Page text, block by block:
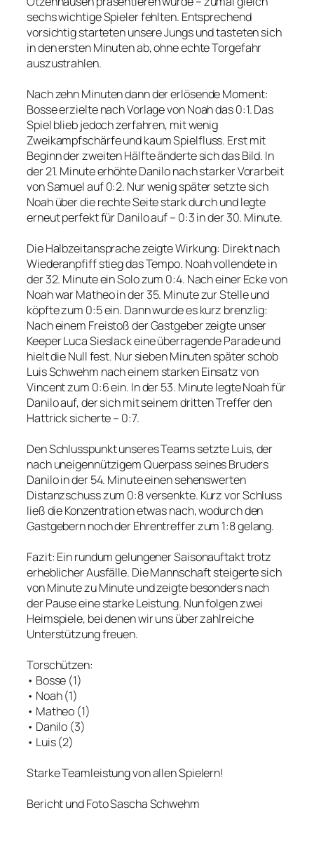
sechs wichtige Spieler fehlten. Entsprechend
vorsichtig starteten unsere Jungs und tasteten sich
in den ersten Minuten ab, ohne echte Torgefahr
auszustrahlen.
Nach zehn Minuten dann der erlösende Moment:
Bosse erzielte nach Vorlage von Noah das 0:1. Das
Spiel blieb jedoch zerfahren, mit wenig
Zweikampfschärfe und kaum Spielfluss. Erst mit
Beginn der zweiten Hälfte änderte sich das Bild. In
der 21. Minute erhöhte Danilo nach starker Vorarbeit
von Samuel auf 0:2. Nur wenig später setzte sich
Noah über die rechte Seite stark durch und legte
erneut perfekt für Danilo auf – 0:3 in der 30. Minute.
Die Halbzeitansprache zeigte Wirkung: Direkt nach
Wiederanpfiff stieg das Tempo. Noah vollendete in
der 32. Minute ein Solo zum 0:4. Nach einer Ecke von
Noah war Matheo in der 35. Minute zur Stelle und
köpfte zum 0:5 ein. Dann wurde es kurz brenzlig:
Nach einem Freistoß der Gastgeber zeigte unser
Keeper Luca Sieslack eine überragende Parade und
hielt die Null fest. Nur sieben Minuten später schob
Luis Schwehm nach einem starken Einsatz von
Vincent zum 0:6 ein. In der 53. Minute legte Noah für
Danilo auf, der sich mit seinem dritten Treffer den
Hattrick sicherte – 0:7.
Den Schlusspunkt unseres Teams setzte Luis, der
nach uneigennützigem Querpass seines Bruders
Danilo in der 54. Minute einen sehenswerten
Distanzschuss zum 0:8 versenkte. Kurz vor Schluss
ließ die Konzentration etwas nach, wodurch den
Gastgebern noch der Ehrentreffer zum 1:8 gelang.
Fazit: Ein rundum gelungener Saisonauftakt trotz
erheblicher Ausfälle. Die Mannschaft steigerte sich
von Minute zu Minute und zeigte besonders nach
der Pause eine starke Leistung. Nun folgen zwei
Heimspiele, bei denen wir uns über zahlreiche
Unterstützung freuen.
Torschützen:
• Bosse (1)
• Noah (1)
• Matheo (1)
• Danilo (3)
• Luis (2)
Starke Teamleistung von allen Spielern!
Bericht und Foto Sascha Schwehm